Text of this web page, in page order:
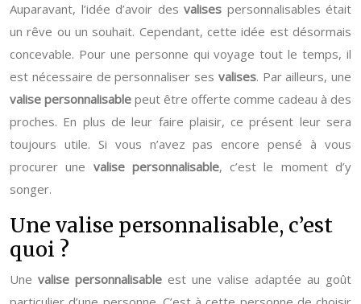
Auparavant, l’idée d’avoir des valises personnalisables était
un rêve ou un souhait. Cependant, cette idée est désormais
concevable. Pour une personne qui voyage tout le temps, il
est nécessaire de personnaliser ses valises. Par ailleurs, une
valise personnalisable peut être offerte comme cadeau à des
proches. En plus de leur faire plaisir, ce présent leur sera
toujours utile. Si vous n’avez pas encore pensé à vous
procurer une valise personnalisable, c’est le moment d’y
songer.
Une valise personnalisable, c’est
quoi ?
Une valise personnalisable est une valise adaptée au goût